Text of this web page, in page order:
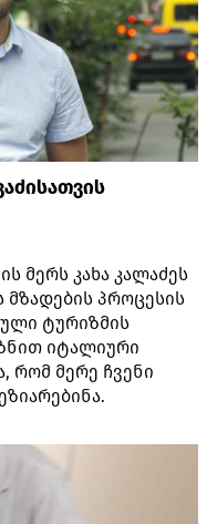
მერს კახა კალაძეს
მზადების პროცესის
ტურიზმის
იტალიური
რომ მერე ჩვენი